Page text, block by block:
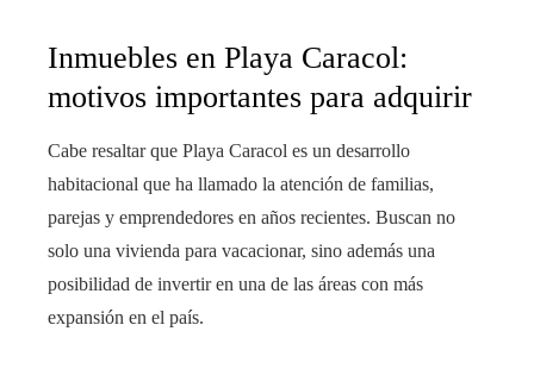
Inmuebles en Playa Caracol:
motivos importantes para adquirir
Cabe resaltar que Playa Caracol es un desarrollo
habitacional que ha llamado la atención de familias,
parejas y emprendedores en años recientes. Buscan no
solo una vivienda para vacacionar, sino además una
posibilidad de invertir en una de las áreas con más
expansión en el país.